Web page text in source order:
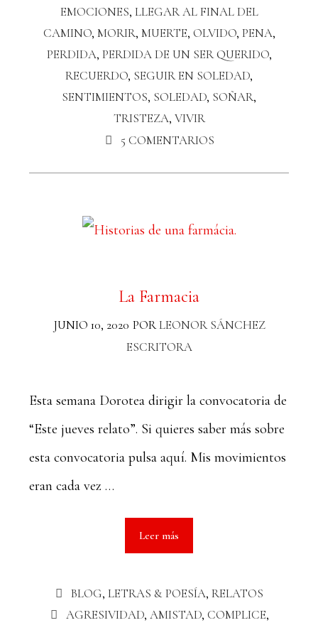
EMOCIONES, LLEGAR AL FINAL DEL
CAMINO, MORIR, MUERTE, OLVIDO, PENA,
PERDIDA, PERDIDA DE UN SER QUERIDO,
RECUERDO, SEGUIR EN SOLEDAD,
SENTIMIENTOS, SOLEDAD, SOÑAR,
TRISTEZA, VIVIR
5 COMENTARIOS
La Farmacia
JUNIO 10, 2020 PORLEONOR SÁNCHEZ
ESCRITORA
Esta semana Dorotea dirigir la convocatoria de
“Este jueves relato”. Si quieres saber más sobre
esta convocatoria pulsa aquí. Mis movimientos
eran cada vez …
Leer más
BLOG,LETRAS & POESÍA,RELATOS
AGRESIVIDAD, AMISTAD, COMPLICE,